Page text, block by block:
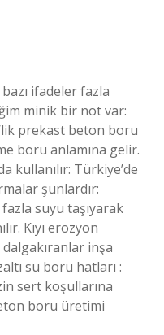
ifadeler fazla
minik bir not var:
prekast beton boru
boru anlamına gelir.
kullanılır: Türkiye’de
şunlardır:
suyu taşıyarak
Kıyı erozyon
inşa
su boru hatları :
sert koşullarına
boru üretimi